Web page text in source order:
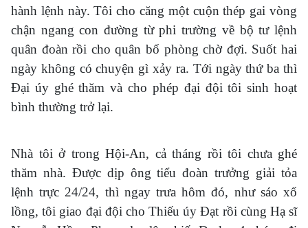
hành lệnh này. Tôi cho căng một cuộn thép gai vòng
chận ngang con đường từ phi trường về bộ tư lệnh
quân đoàn rồi cho quân bố phòng chờ đợi. Suốt hai
ngày không có chuyện gì xảy ra. Tới ngày thứ ba thì
Đại úy ghé thăm và cho phép đại đội tôi sinh hoạt
bình thường trở lại.
Nhà tôi ở trong Hội-An, cả tháng rồi tôi chưa ghé
thăm nhà. Được dịp ông tiểu đoàn trưởng giải tỏa
lệnh trực 24/24, thì ngay trưa hôm đó, như sáo xổ
lồng, tôi giao đại đội cho Thiếu úy Đạt rồi cùng Hạ sĩ